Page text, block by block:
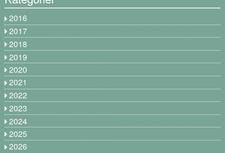
2016
2017
2018
2019
2020
2021
2022
2023
2024
2025
2026